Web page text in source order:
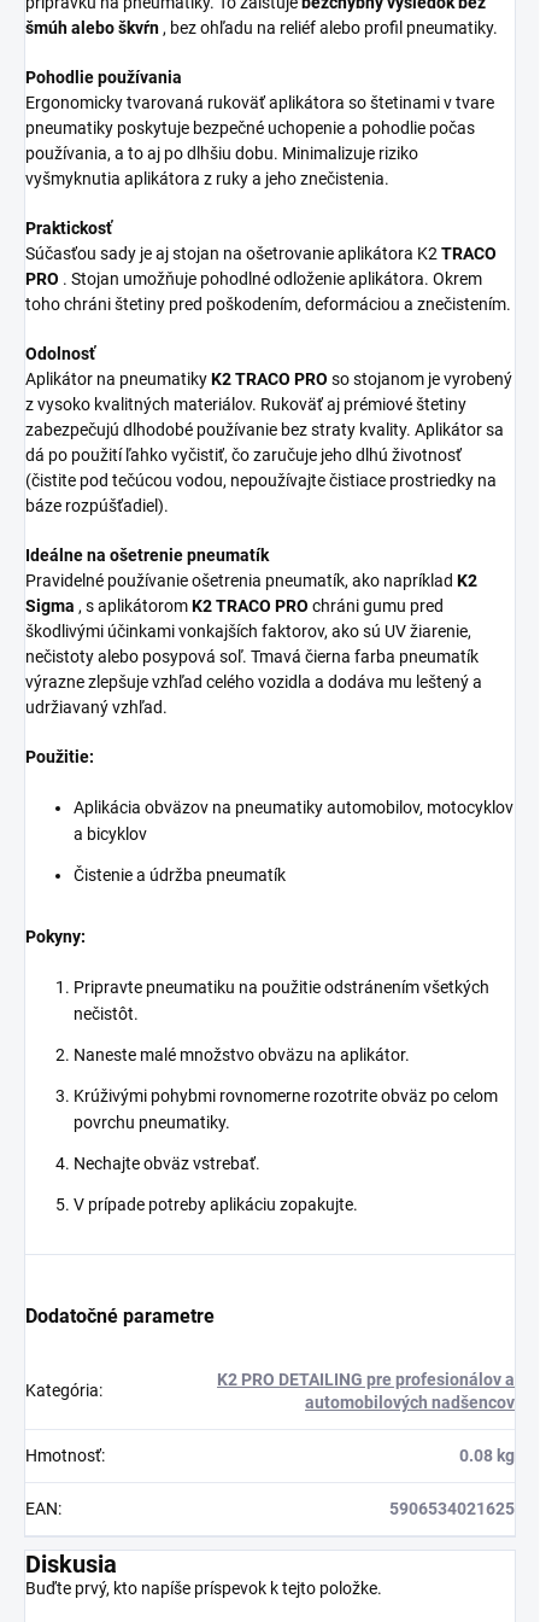
šmúh alebo škvŕn , bez ohľadu na reliéf alebo profil pneumatiky.
Pohodlie používania
Ergonomicky tvarovaná rukoväť aplikátora so štetinami v tvare
pneumatiky poskytuje bezpečné uchopenie a pohodlie počas
používania, a to aj po dlhšiu dobu. Minimalizuje riziko
vyšmyknutia aplikátora z ruky a jeho znečistenia.
Praktickosť
Súčasťou sady je aj stojan na ošetrovanie aplikátora K2 TRACO
PRO . Stojan umožňuje pohodlné odloženie aplikátora. Okrem
toho chráni štetiny pred poškodením, deformáciou a znečistením.
Odolnosť
Aplikátor na pneumatikyK2 TRACO PRO so stojanom je vyrobený
z vysoko kvalitných materiálov. Rukoväť aj prémiové štetiny
zabezpečujú dlhodobé používanie bez straty kvality. Aplikátor sa
dá po použití ľahko vyčistiť, čo zaručuje jeho dlhú životnosť
(čistite pod tečúcou vodou, nepoužívajte čistiace prostriedky na
báze rozpúšťadiel).
Ideálne na ošetrenie pneumatík
Pravidelné používanie ošetrenia pneumatík, ako napríklad K2
Sigma , s aplikátoromK2 TRACO PRO chráni gumu pred
škodlivými účinkami vonkajších faktorov, ako sú UV žiarenie,
nečistoty alebo posypová soľ. ​​Tmavá čierna farba pneumatík
výrazne zlepšuje vzhľad celého vozidla a dodáva mu leštený a
udržiavaný vzhľad.
Použitie:
Aplikácia obväzov na pneumatiky automobilov, motocyklov
a bicyklov
Čistenie a údržba pneumatík
Pokyny:
Pripravte pneumatiku na použitie odstránením všetkých
nečistôt.
Naneste malé množstvo obväzu na aplikátor.
Krúživými pohybmi rovnomerne rozotrite obväz po celom
povrchu pneumatiky.
Nechajte obväz vstrebať.
V prípade potreby aplikáciu zopakujte.
Dodatočné parametre
Kategória:
K2 PRO DETAILING pre profesionálov a
automobilových nadšencov
Hmotnosť: 0.08 kg
EAN: 5906534021625
Diskusia
Buďte prvý, kto napíše príspevok k tejto položke.